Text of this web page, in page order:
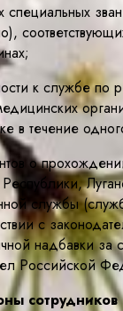
специальных
к службе по
в течение
о
службы
с
надбавки за
Российской